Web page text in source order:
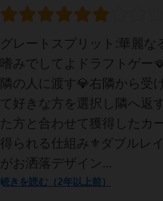
グレートスプリット:華麗な
嗜みでしてよドラフトゲー
隣の人に渡す💎右隣から受
て好きな方を選択し隣へ返
た方と合わせて獲得したカ
得られる仕組み⚜️ダブルレ
がお洒落デザイン...
続きを読む（2年以上前）